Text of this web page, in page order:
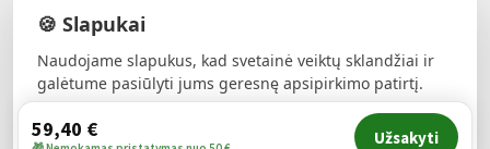
59,40 € Užsakyti
🍪 Slapukai
Naudojame slapukus, kad svetainė veiktų sklandžiai ir
galėtume pasiūlyti jums geresnę apsipirkimo patirtį.